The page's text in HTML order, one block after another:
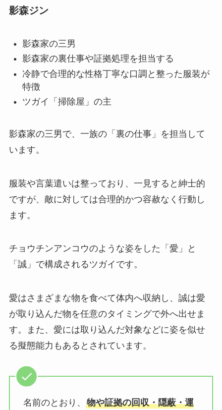
影森ジン
影森家の三男
影森家の裏仕事や証拠処理を担当する
冷静で合理的な性格丁寧な口調と整った服装が
特徴
ツガイ「掃除屋」の主
影森家の三男で、一族の「裏の仕事」を担当して
います。
服装や言葉遣いは整っており、一見すると紳士的
ですが、敵に対しては合理的かつ容赦なく行動し
ます。
チョウチンアンコウのような姿をした「愛」と
「誠」で構成されるツガイです。
愛はさまざまな物を食べて体内へ収納し、誠は愛
が取り込んだ物を任意のタイミングで外へ出せま
す。また、愛には取り込んだ対象などに姿を似せ
る擬態能力もあるとされています。
名前のとおり、 物や証拠の回収・隠蔽・運